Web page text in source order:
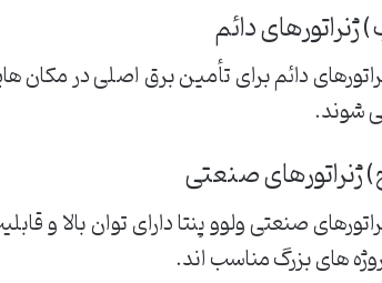
ژنراتورهای دائم
دائم برای تأمین برق اصلی در
شوند.
ژنراتورهای صنعتی
صنعتی ولوو پنتا دارای توان بالا
های بزرگ مناسب اند.